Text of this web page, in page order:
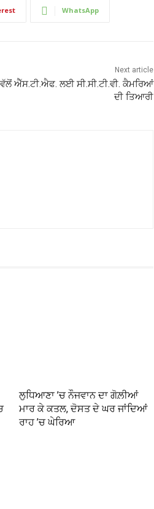
WhatsApp
Next article
ਐੱਸ.ਟੀ.ਐਫ. ਲਈ ਸੀ.ਸੀ.ਟੀ.ਵੀ. ਕੈਮਰਿਆਂ
ਦੀ ਤਿਆਰੀ
ਲੁਧਿਆਣਾ ’ਚ ਨੌਜਵਾਨ ਦਾ ਗੋਲ਼ੀਆਂ
ਮਾਰ ਕੇ ਕਤਲ, ਦੋਸਤ ਦੇ ਘਰ ਜਾਂਦਿਆਂ
ਰਾਹ ’ਚ ਘੇਰਿਆ